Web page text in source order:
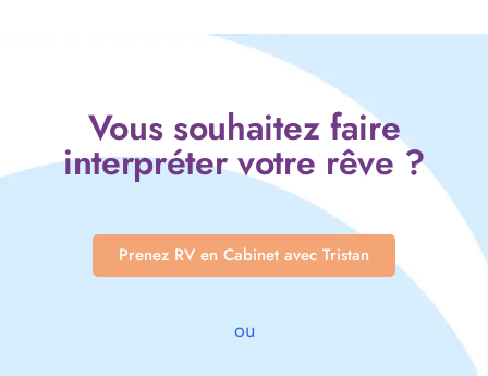
Vous souhaitez faire
interpréter votre rêve ?
Prenez RV en Cabinet avec Tristan
ou